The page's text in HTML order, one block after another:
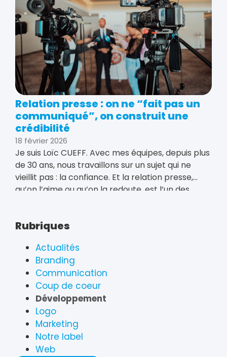
Relation presse : on ne “fait pas un
communiqué”, on construit une
crédibilité
18 février 2026
Je suis Loïc CUEFF. Avec mes équipes, depuis plus
de 30 ans, nous travaillons sur un sujet qui ne
vieillit pas : la confiance. Et la relation presse,
qu’on l’aime ou qu’on la redoute, est l’un des
Rubriques
Actualités
Branding
Communication
Coup de coeur
Développement
Logo
Marketing
Notre label
Web